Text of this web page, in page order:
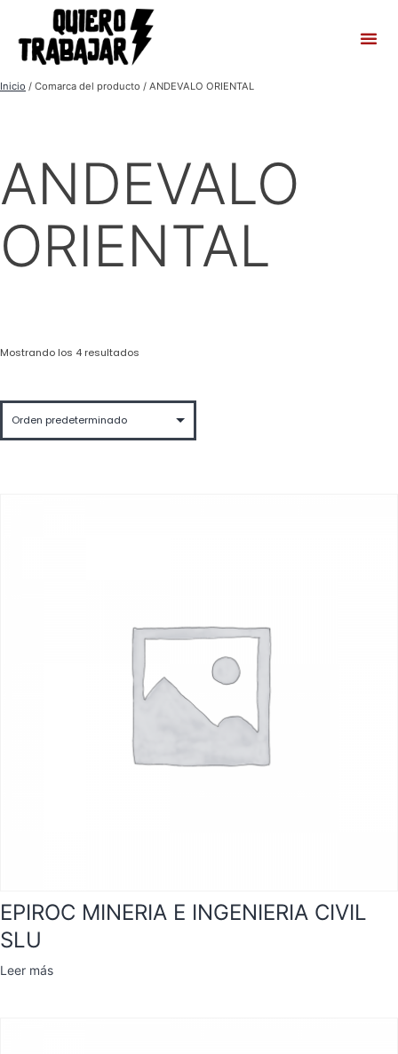
Inicio / Comarca del producto / ANDEVALO ORIENTAL
ANDEVALO
ORIENTAL
Mostrando los 4 resultados
EPIROC MINERIA E INGENIERIA CIVIL
SLU
Leer más